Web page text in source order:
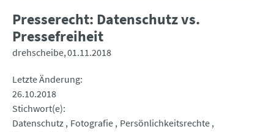
Presserecht: Datenschutz vs.
Pressefreiheit
drehscheibe 01.11.2018
Letzte Änderung
26.10.2018
Stichwort(e)
Datenschutz Fotografie Persönlichkeitsrechte